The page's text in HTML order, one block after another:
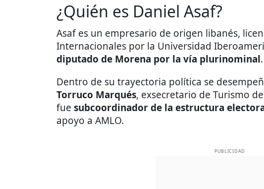
¿Quién es Daniel Asaf?
Asaf es un empresario de origen libanés,
Internacionales por la Universidad
diputado de Morena por la vía plurinominal.
Dentro de su trayectoria política se
Torruco Marqués, exsecretario de Turismo
fue subcoordinador de la estructura
apoyo a AMLO.
PUBLICIDAD